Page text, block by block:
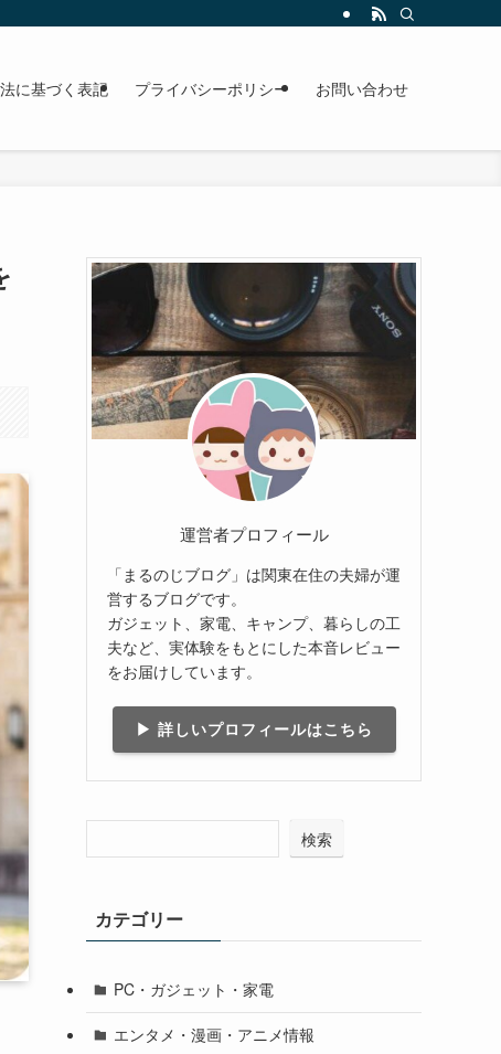
に基づく表記 プライバシーポリシー お問い合わせ
運営者プロフィール
「まるのじブログ」は関東在住の夫婦が運
営するブログです。
ガジェット、家電、キャンプ、暮らしの工
夫など、実体験をもとにした本音レビュー
をお届けしています。
▶ 詳しいプロフィールはこちら
検索
カテゴリー
PC・ガジェット・家電
エンタメ・漫画・アニメ情報